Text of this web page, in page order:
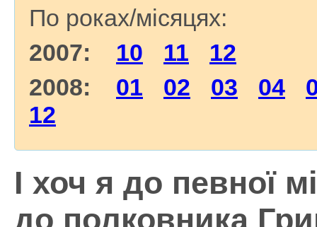
По роках/місяцях:
2007: 10 11
12
2008: 01 02 03 04
12
І хоч я до певної
до полковника